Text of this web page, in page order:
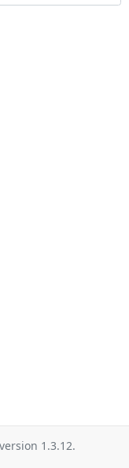
version 1.3.12.